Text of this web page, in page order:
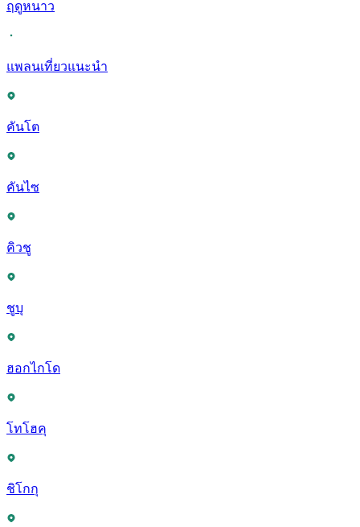
ฤดูหนาว
แพลนเที่ยวแนะนำ
คันโต
คันไซ
คิวชู
ชูบุ
ฮอกไกโด
โทโฮคุ
ชิโกกุ